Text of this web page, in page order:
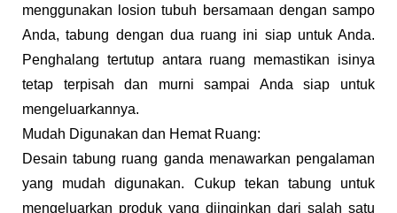
menggunakan losion tubuh bersamaan dengan sampo
Anda, tabung dengan dua ruang ini siap untuk Anda.
Penghalang tertutup antara ruang memastikan isinya
tetap terpisah dan murni sampai Anda siap untuk
mengeluarkannya.
Mudah Digunakan dan Hemat Ruang:
Desain tabung ruang ganda menawarkan pengalaman
yang mudah digunakan. Cukup tekan tabung untuk
mengeluarkan produk yang diinginkan dari salah satu